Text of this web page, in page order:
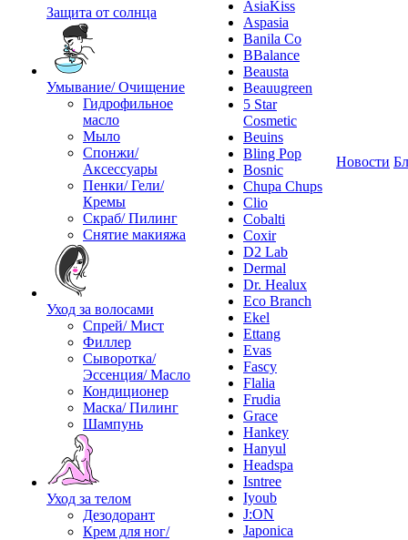
Защита от солнца
Умывание/ Очищение
Гидрофильное
масло
Мыло
Спонжи/
Аксессуары
Пенки/ Гели/
Кремы
Скраб/ Пилинг
Снятие макияжа
Уход за волосами
Спрей/ Мист
Филлер
Сыворотка/
Эссенция/ Масло
Кондиционер
Маска/ Пилинг
Шампунь
Уход за телом
Дезодорант
Крем для ног/
AsiaKiss
Aspasia
Banila Co
BBalance
Beausta
Beauugreen
5 Star
Cosmetic
Beuins
Bling Pop
Bosnic
Chupa Chups
Clio
Cobalti
Coxir
D2 Lab
Dermal
Dr. Healux
Eco Branch
Ekel
Ettang
Evas
Fascy
Flalia
Frudia
Grace
Hankey
Hanyul
Headspa
Isntree
Iyoub
J:ON
Japonica
Новости